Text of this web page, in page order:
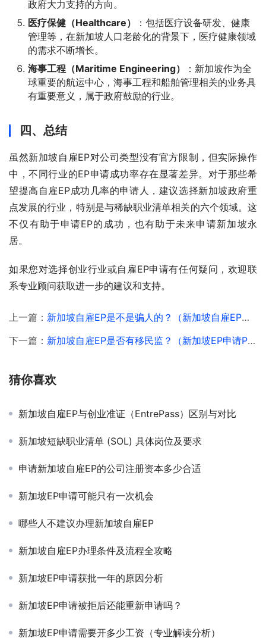
政府大力支持的方向。
医疗保健（Healthcare）
：包括医疗设备研发、健康
管理等，在新加坡人口老龄化的背景下，医疗健康领域
的需求不断增长。
海事工程（Maritime Engineering）
：新加坡作为全
球重要的航运中心，海事工程和船舶管理相关的业务具
有重要意义，属于政府鼓励的行业。
四、总结
虽然新加坡自雇EP对公司类型没有官方限制，但实际操作
中，不同行业的EP申请成功率存在显著差异。对于那些希
望提高自雇EP成功几率的申请人，建议选择新加坡政府重
点发展的行业，特别是与稀缺职业清单相关的六个领域。这
不仅有助于申请EP的成功，也有助于未来申请新加坡永
居。
如果您对选择创业行业或自雇EP申请有任何疑问，欢迎联
系专业顾问获取进一步的建议和支持。
上一篇： 新加坡自雇EP是不是骗人的？（新加坡自雇EP解读）
下一篇： 新加坡自雇EP是否有移民监？（新加坡EP申请PR条件解读）
猜你喜欢
新加坡自雇EP与创业准证（EntrePass）区别与对比
新加坡短缺职业清单 (SOL) 具体岗位及要求
申请新加坡自雇EP的公司注册资本多少合适
新加坡EP申请可能只有一次机会
哪些人不建议办理新加坡自雇EP
新加坡自雇EP办理条件及流程全攻略
新加坡EP申请获批一年的原因分析
新加坡EP申请被拒后还能重新申请吗？
新加坡EP申请需要开多少工资（专业解读分析）